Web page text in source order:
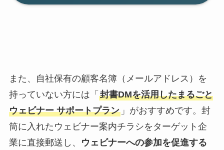
また、自社保有の顧客名簿（メールアドレス）を
持っていない方には「 封書DMを活用したまるごと
ウェビナー サポートプラン」がおすすめです。封
筒に入れたウェビナー案内チラシをターゲット企
業に直接郵送し、
ウェビナーへの参加を促進する